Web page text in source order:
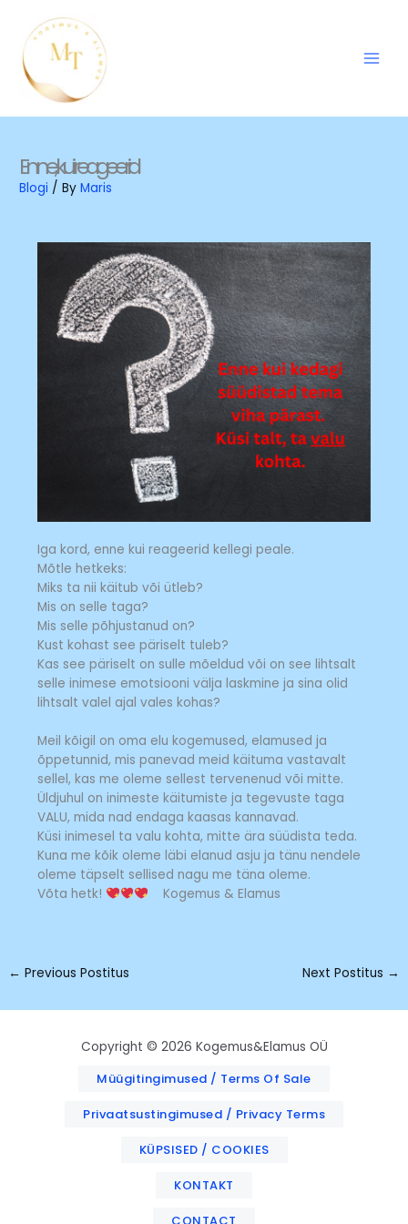
content
Enne, kui reageerid
Blogi / ByMaris
Iga kord, enne kui reageerid kellegi peale.
Mõtle hetkeks:
Miks ta nii käitub või ütleb?
Mis on selle taga?
Mis selle põhjustanud on?
Kust kohast see päriselt tuleb?
Kas see päriselt on sulle mõeldud või on see lihtsalt
selle inimese emotsiooni välja laskmine ja sina olid
lihtsalt valel ajal vales kohas?
Meil kõigil on oma elu kogemused, elamused ja
õppetunnid, mis panevad meid käituma vastavalt
sellel, kas me oleme sellest tervenenud või mitte.
Üldjuhul on inimeste käitumiste ja tegevuste taga
VALU, mida nad endaga kaasas kannavad.
Küsi inimesel ta valu kohta, mitte ära süüdista teda.
Kuna me kõik oleme läbi elanud asju ja tänu nendele
oleme täpselt sellised nagu me täna oleme.
Võta hetk!
Kogemus & Elamus
← Previous Postitus Next Postitus →
Copyright © 2026 Kogemus&Elamus OÜ
Müügitingimused / Terms Of Sale
Privaatsustingimused / Privacy Terms
KÜPSISED / COOKIES
KONTAKT